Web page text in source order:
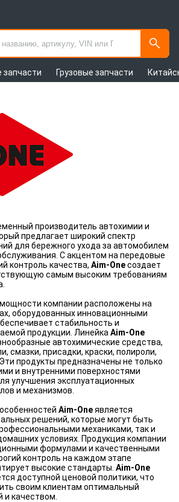
запчасти Грузовые запчасти
производитель автохимии и
предлагает широкий спектр
для бережного ухода за автомобилем
С акцентом на передовые
контроль качества, Aim-Oneсоздает
самым высоким требованиям
компании расположены на
оборудованных инновационными
стабильность и
продукции. Линейка Aim-One
автохимические средства,
смазки, присадки, краски, полироли,
продукты предназначены не только
и внутренними поверхностями
улучшения эксплуатационных
и механизмов.
Aim-Oneявляется
решений, которые могут быть
механиками, так и
условиях. Продукция компании
формулами и качественными
контроль на каждом этапе
высокие стандарты. Aim-One
доступной ценовой политики, что
своим клиентам оптимальный
качеством.